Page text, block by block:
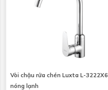
Vòi chậu rửa chén Luxta L-3222X6
nóng lạnh